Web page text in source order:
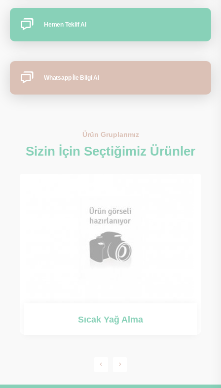
Hemen Teklif Al
Whatsapp İle Bilgi Al
Ürün Gruplarımız
Sizin İçin Seçtiğimiz Ürünler
Sıcak Yağ Alma